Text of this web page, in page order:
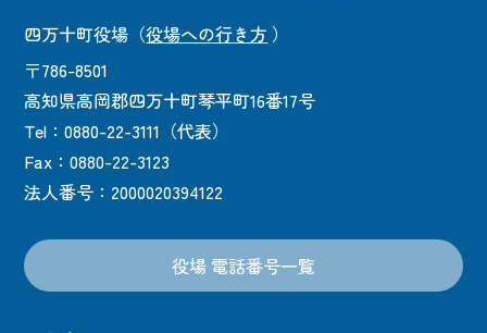
四万十町役場 （役場への行き方 ）
〒786-8501
高知県高岡郡四万十町琴平町16番17号
Tel：0880-22-3111（代表）
Fax：0880-22-3123
法人番号：2000020394122
役場 電話番号一覧